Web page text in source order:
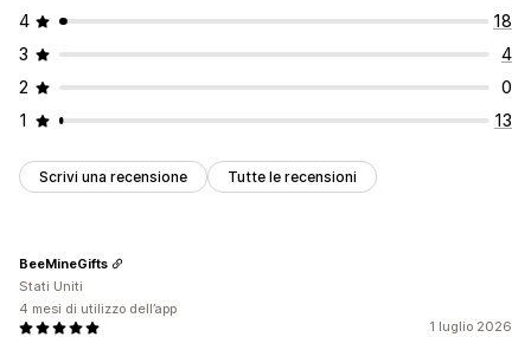
4
18
3
4
2
0
1
13
Scrivi una recensione Tutte le recensioni
1 luglio 2026
BeeMineGifts
Stati Uniti
4 mesi di utilizzo dell’app